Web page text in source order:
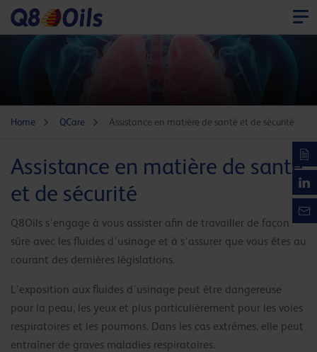
Home QCare Assistance en matière de santé et de sécurité
Assistance en matière de santé
et de sécurité
Q8Oils s’engage à vous assister afin de travailler de façon
sûre avec les fluides d’usinage et à s’assurer que vous êtes au
courant des dernières législations.
L’exposition aux fluides d’usinage peut être dangereuse
pour la peau, les yeux et plus particulièrement pour les voies
respiratoires et les poumons. Dans les cas extrêmes, elle peut
entraîner de graves maladies respiratoires.